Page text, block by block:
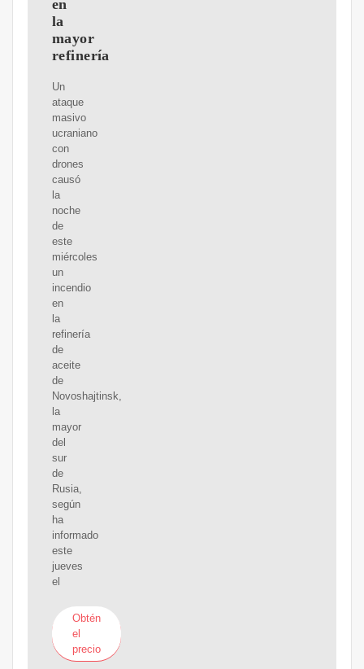
en
la
mayor
refinería
Un
ataque
masivo
ucraniano
con
drones
causó
la
noche
de
este
miércoles
un
incendio
en
la
refinería
de
aceite
de
Novoshajtinsk,
la
mayor
del
sur
de
Rusia,
según
ha
informado
este
jueves
el
Obtén
el
precio